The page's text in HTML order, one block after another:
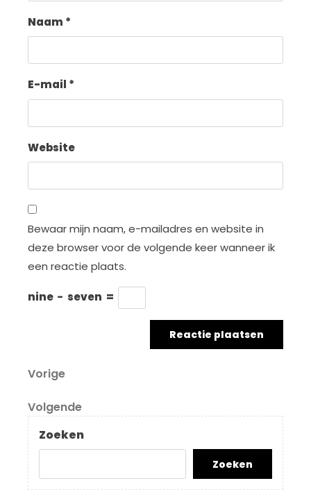
Naam *
E-mail *
Website
Bewaar mijn naam, e-mailadres en website in
deze browser voor de volgende keer wanneer ik
een reactie plaats.
nine − seven =
Berichtnavigatie
Vorig
Vorige
Volgend
bericht
Volgende
Zoeken
Zoeken